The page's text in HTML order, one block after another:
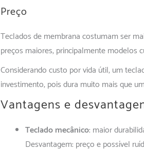
Preço
Teclados de membrana costumam ser
preços maiores, principalmente modelos
Considerando custo por vida útil, um
investimento, pois dura muito mais que
Vantagens e
Teclado mecânico: maior
Desvantagem: preço e possível